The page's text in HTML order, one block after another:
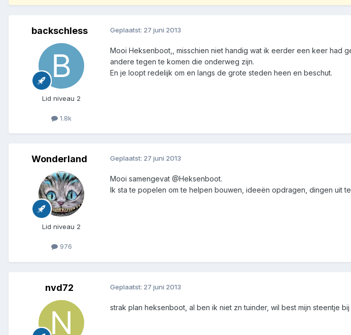
backschless
Lid niveau 2
1.8k
Geplaatst: 27 juni 2013
Mooi Heksenboot,, misschien niet handig wat ik eerder een keer had
andere tegen te komen die onderweg zijn.
En je loopt redelijk om en langs de grote steden heen en beschut.
Wonderland
Lid niveau 2
976
Geplaatst: 27 juni 2013
Mooi samengevat @Heksenboot.
Ik sta te popelen om te helpen bouwen, ideeën opdragen, dingen uit
nvd72 Geplaatst: 27 juni 2013
strak plan heksenboot, al ben ik niet zn tuinder, wil best mijn steentje